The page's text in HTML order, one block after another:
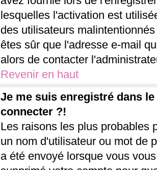
lesquelles l'activation est
des utilisateurs
êtes sûr que l'adresse e-mail
alors de contacter
Revenir en haut
Je me suis enregistré dans
connecter ?!
Les raisons les plus probables
un nom d'utilisateur ou mot de
a été envoyé lorsque vous